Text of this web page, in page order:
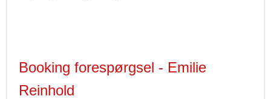
Booking forespørgsel - Emilie
Reinhold